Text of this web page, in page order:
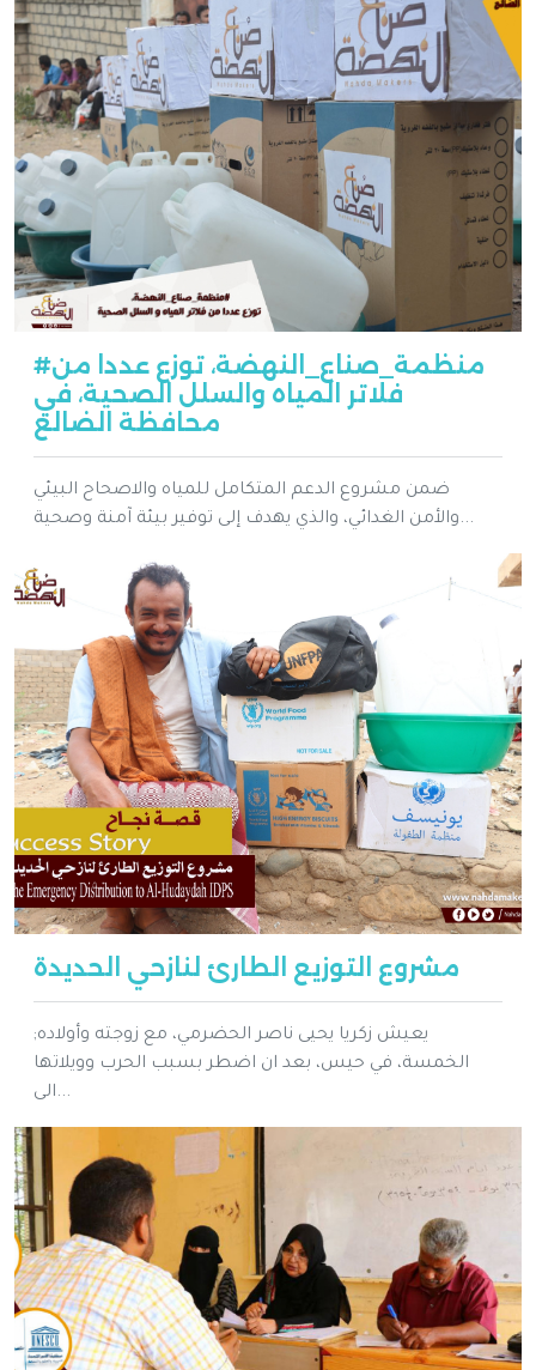
#منظمة_صناع_النهضة، توزع عددا من
فلاتر المياه والسلل الصحية، في
محافظة الضالع
ضمن مشروع الدعم المتكامل للمياه والاصحاح البيئي
والأمن الغدائي، والذي يهدف إلى توفير بيئة آمنة وصحية...
مشروع التوزيع الطارئ لنازحي الحديدة
;يعيش زكريا يحيى ناصر الحضرمي، مع زوجته وأولاده
الخمسة، في حيس، بعد ان اضطر بسبب الحرب وويلاتها
الى...